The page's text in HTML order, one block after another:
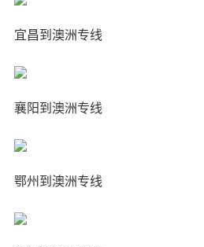
宜昌到澳洲专线
襄阳到澳洲专线
鄂州到澳洲专线